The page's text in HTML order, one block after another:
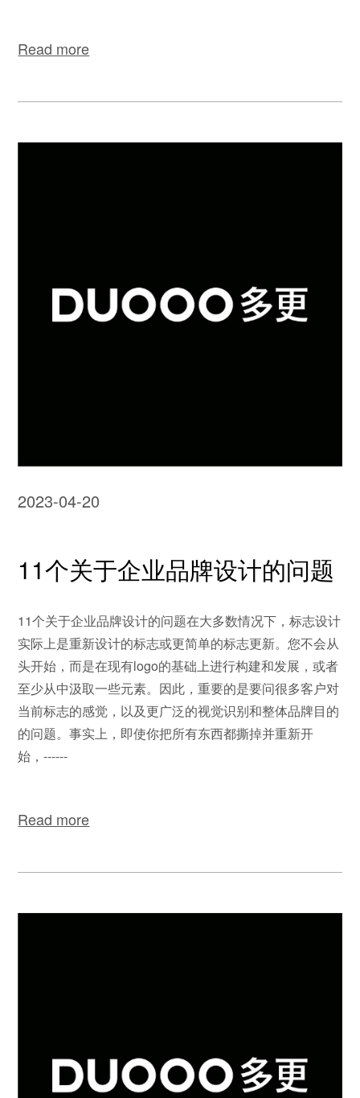
Read more
2023-04-20
11个关于企业品牌设计的问题
11个关于企业品牌设计的问题在大多数情况下，标志设计
实际上是重新设计的标志或更简单的标志更新。您不会从
头开始，而是在现有logo的基础上进行构建和发展，或者
至少从中汲取一些元素。因此，重要的是要问很多客户对
当前标志的感觉，以及更广泛的视觉识别和整体品牌目的
的问题。事实上，即使你把所有东西都撕掉并重新开
始，------
Read more